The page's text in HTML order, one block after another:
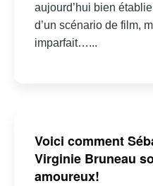
aujourd’hui bien
d’un scénario de film,
imparfait…...
Voici comment
Virginie Bruneau
amoureux!